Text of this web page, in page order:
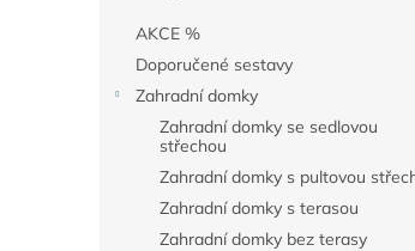
AKCE %
Doporučené sestavy
Zahradní domky
Zahradní domky se sedlovou
střechou
Zahradní domky s pultovou
Zahradní domky s terasou
Zahradní domky bez terasy